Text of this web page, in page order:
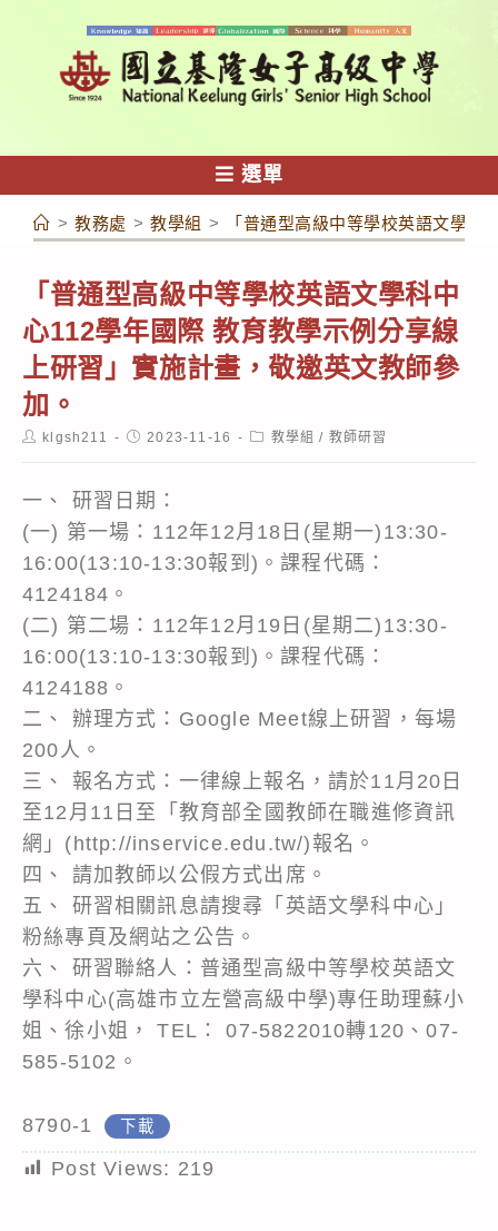
容
選單
> 教務處 > 教學組 > 「普通型高級中等學校英語文學
「普通型高級中等學校英語文學科中
心112學年國際 教育教學示例分享線
上研習」實施計畫，敬邀英文教師參
加。
Postklgsh211
Post2023-11-16
Post教學組 / 教師研習
一、 研習日期：
(一) 第一場：112年12月18日(星期一)13:30-
16:00(13:10-13:30報到)。課程代碼：
4124184。
(二) 第二場：112年12月19日(星期二)13:30-
16:00(13:10-13:30報到)。課程代碼：
4124188。
二、 辦理方式：Google Meet線上研習，每場
200人。
三、 報名方式：一律線上報名，請於11月20日
至12月11日至「教育部全國教師在職進修資訊
網」(http://inservice.edu.tw/)報名。
四、 請加教師以公假方式出席。
五、 研習相關訊息請搜尋「英語文學科中心」
粉絲專頁及網站之公告。
六、 研習聯絡人：普通型高級中等學校英語文
學科中心(高雄市立左營高級中學)專任助理蘇小
姐、徐小姐， TEL： 07-5822010轉120、07-
585-5102。
8790-1 下載
Post Views: 219